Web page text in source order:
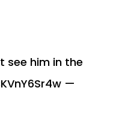
see him in the
—